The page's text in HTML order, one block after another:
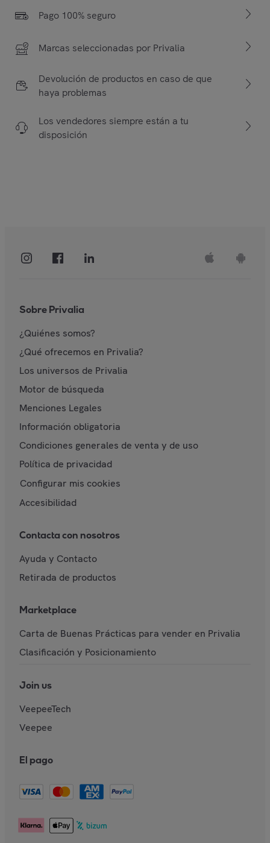
Pago 100% seguro
Marcas seleccionadas por Privalia
Devolución de productos en caso de que
haya problemas
Los vendedores siempre están a tu
disposición
Sobre Privalia
¿Quiénes somos?
¿Qué ofrecemos en Privalia?
Los universos de Privalia
Motor de búsqueda
Menciones Legales
Información obligatoria
Condiciones generales de venta y de uso
Política de privacidad
Configurar mis cookies
Accesibilidad
Contacta con nosotros
Ayuda y Contacto
Retirada de productos
Marketplace
Carta de Buenas Prácticas para vender en Privalia
Clasificación y Posicionamiento
Join us
VeepeeTech
Veepee
El pago